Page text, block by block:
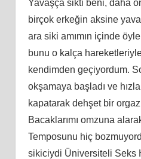
Yavaşça sikti beni, daha
birçok erkeğin aksine
ara siki amımın içinde
bunu o kalça
kendimden geçiyordum.
okşamaya başladı ve
kapatarak dehşet bir
Bacaklarımı omzuna
Temposunu hiç
sikiciydi Üniversiteli Seks